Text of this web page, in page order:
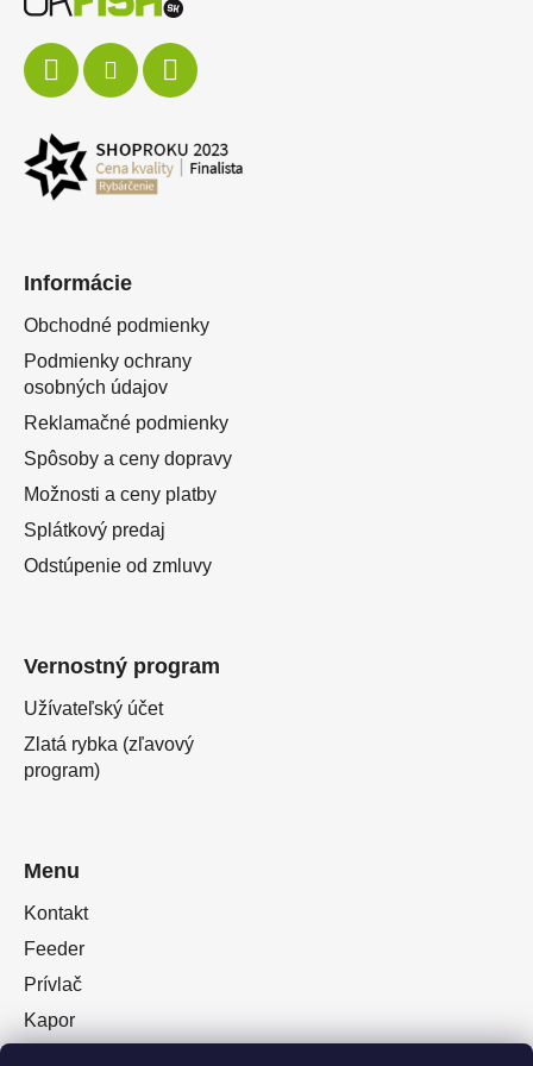
Informácie
Obchodné podmienky
Podmienky ochrany
osobných údajov
Reklamačné podmienky
Spôsoby a ceny dopravy
Možnosti a ceny platby
Splátkový predaj
Odstúpenie od zmluvy
Vernostný program
Užívateľský účet
Zlatá rybka (zľavový
program)
Menu
Kontakt
Feeder
Prívlač
Kapor